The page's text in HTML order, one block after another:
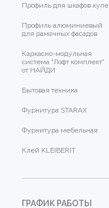
Профиль для шкафов купе
Профиль алюминиевый
для рамочных фасадов
Каркасно-модульная
система "Лофт комплект"
от НАЙДИ
Бытовая техника
Фурнитура STARAX
Фурнитура мебельная
Клей KLEIBERIT
ГРАФИК РАБОТЫ